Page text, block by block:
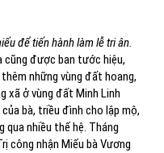
để tiến hành làm lễ tri ân.
cũng được ban tước hiệu,
những vùng đất hoang,
xã ở vùng đất Minh Linh
bà, triều đình cho lập mộ,
nhiều thế hệ. Tháng
công nhận Miếu bà Vương